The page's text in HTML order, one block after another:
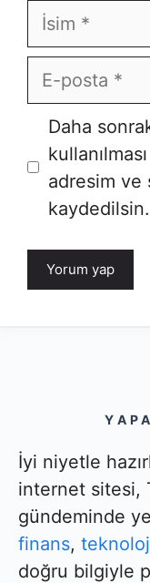
İsim
E-
posta
İnternet
sitesi
Daha
adresim ve
kaydedilsin.
İyi niyetle
internet sitesi,
gündeminde
finans,
doğru bilgiyle